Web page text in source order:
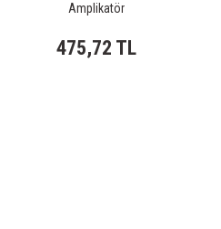
Amplikatör
475,72 TL